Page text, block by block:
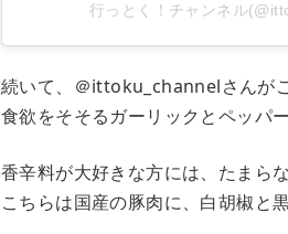
行っとく！チャンネル
続いて、＠ittoku_channelさんが
食欲をそそるガーリックとペッパ
香辛料が大好きな方には、たまら
こちらは国産の豚肉に、白胡椒と